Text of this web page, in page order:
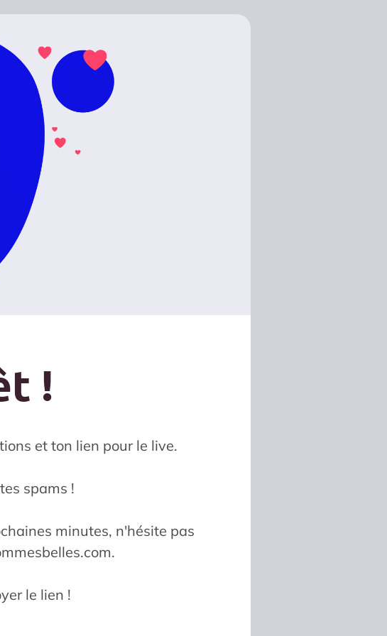
!
et ton lien pour le live.
spams !
minutes, n'hésite pas
.
le lien !